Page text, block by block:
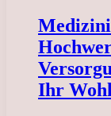
Ihr